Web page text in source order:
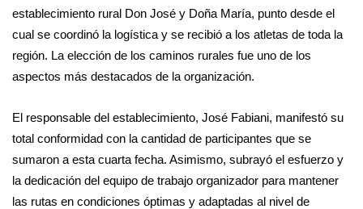
establecimiento rural Don José y Doña María, punto desde el
cual se coordinó la logística y se recibió a los atletas de toda la
región. La elección de los caminos rurales fue uno de los
aspectos más destacados de la organización.
El responsable del establecimiento, José Fabiani, manifestó su
total conformidad con la cantidad de participantes que se
sumaron a esta cuarta fecha. Asimismo, subrayó el esfuerzo y
la dedicación del equipo de trabajo organizador para mantener
las rutas en condiciones óptimas y adaptadas al nivel de